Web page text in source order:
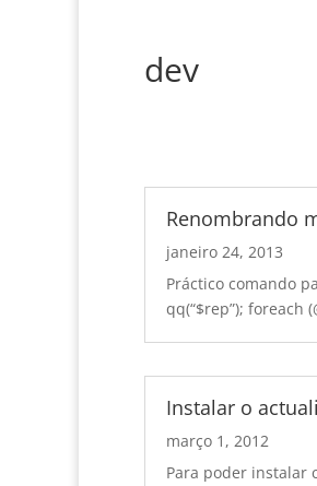
dev
Renombrando
janeiro 24, 2013
Práctico comando
qq(“$rep”); foreach (
Instalar o
março 1, 2012
Para poder instalar